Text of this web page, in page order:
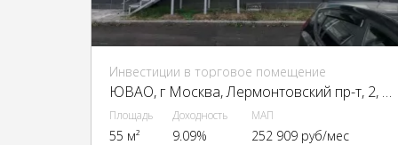
Инвестиции в торговое помещение
ЮВАО, г Москва, Лермонтовский пр-т, 2, кор. 1
Площадь
55 м²
Доходность
9.09%
МАП
252 909 руб/мес